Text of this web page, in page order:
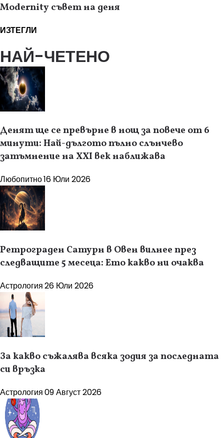
Modernity съвет на деня
ИЗТЕГЛИ
НАЙ-ЧЕТЕНО
Денят ще се превърне в нощ за повече от 6
минути: Най-дългото пълно слънчево
затъмнение на XXI век наближава
Любопитно16 Юли 2026
Ретрограден Сатурн в Овен вилнее през
следващите 5 месеца: Ето какво ни очаква
Астрология26 Юли 2026
За какво съжалява всяка зодия за последната
си връзка
Астрология09 Август 2026